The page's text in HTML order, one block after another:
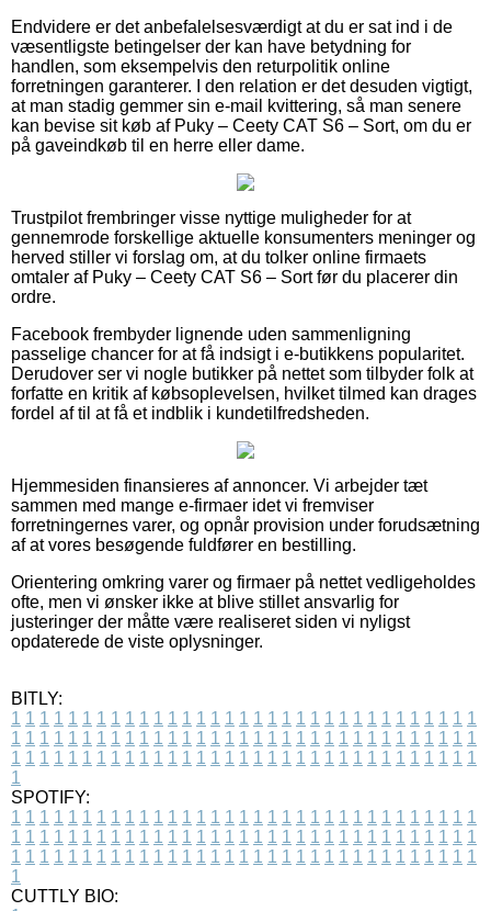
Endvidere er det anbefalelsesværdigt at du er sat ind i de
væsentligste betingelser der kan have betydning for
handlen, som eksempelvis den returpolitik online
forretningen garanterer. I den relation er det desuden vigtigt,
at man stadig gemmer sin e-mail kvittering, så man senere
kan bevise sit køb af Puky – Ceety CAT S6 – Sort, om du er
på gaveindkøb til en herre eller dame.
Trustpilot frembringer visse nyttige muligheder for at
gennemrode forskellige aktuelle konsumenters meninger og
herved stiller vi forslag om, at du tolker online firmaets
omtaler af Puky – Ceety CAT S6 – Sort før du placerer din
ordre.
Facebook frembyder lignende uden sammenligning
passelige chancer for at få indsigt i e-butikkens popularitet.
Derudover ser vi nogle butikker på nettet som tilbyder folk at
forfatte en kritik af købsoplevelsen, hvilket tilmed kan drages
fordel af til at få et indblik i kundetilfredsheden.
Hjemmesiden finansieres af annoncer. Vi arbejder tæt
sammen med mange e-firmaer idet vi fremviser
forretningernes varer, og opnår provision under forudsætning
af at vores besøgende fuldfører en bestilling.
Orientering omkring varer og firmaer på nettet vedligeholdes
ofte, men vi ønsker ikke at blive stillet ansvarlig for
justeringer der måtte være realiseret siden vi nyligst
opdaterede de viste oplysninger.
BITLY:
1 1 1 1 1 1 1 1 1 1 1 1 1 1 1 1 1 1 1 1 1 1 1 1 1 1 1 1 1 1 1 1 1
1 1 1 1 1 1 1 1 1 1 1 1 1 1 1 1 1 1 1 1 1 1 1 1 1 1 1 1 1 1 1 1 1
1 1 1 1 1 1 1 1 1 1 1 1 1 1 1 1 1 1 1 1 1 1 1 1 1 1 1 1 1 1 1 1 1
1
SPOTIFY:
1 1 1 1 1 1 1 1 1 1 1 1 1 1 1 1 1 1 1 1 1 1 1 1 1 1 1 1 1 1 1 1 1
1 1 1 1 1 1 1 1 1 1 1 1 1 1 1 1 1 1 1 1 1 1 1 1 1 1 1 1 1 1 1 1 1
1 1 1 1 1 1 1 1 1 1 1 1 1 1 1 1 1 1 1 1 1 1 1 1 1 1 1 1 1 1 1 1 1
1
CUTTLY BIO: